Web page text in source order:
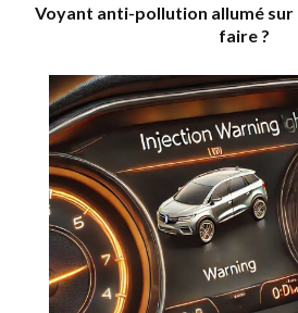
Voyant anti-pollution allumé sur
faire ?